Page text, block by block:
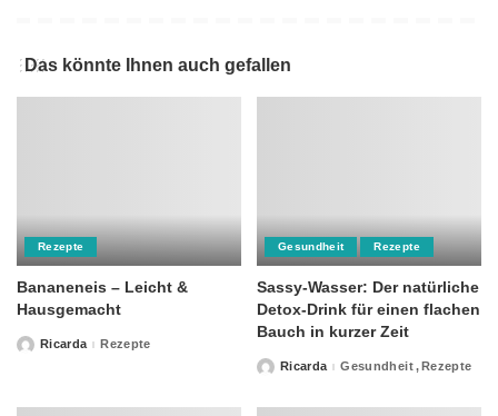
Das könnte Ihnen auch gefallen
Rezepte
Bananeneis – Leicht &
Hausgemacht
PostedRicarda Rezepte
Gesundheit Rezepte
Sassy-Wasser: Der natürliche
Detox-Drink für einen flachen
Bauch in kurzer Zeit
PostedRicarda Gesundheit Rezepte